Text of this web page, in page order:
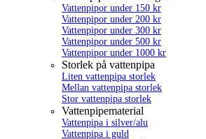
Vattenpipor under 150 kr
Vattenpipor under 200 kr
Vattenpipor under 300 kr
Vattenpipor under 500 kr
Vattenpipor under 1000 kr
Storlek på vattenpipa
Liten vattenpipa storlek
Mellan vattenpipa storlek
Stor vattenpipa storlek
Vattenpipematerial
Vattenpipa i silver/alu
Vattenpipa i guld